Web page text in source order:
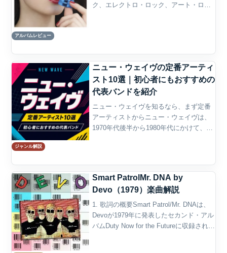
アルバムレビュー
ク、エレクトロ・ロック、アート・ロッ
ジャンル解説
ニュー・ウェイヴの定番アーティ
スト10選｜初心者にもおすすめの
代表バンドを紹介
ニュー・ウェイヴを知るなら、まず定番
アーティストからニュー・ウェイヴは、
1970年代後半から1980年代にかけて、パ
ァンクのリズム、...
Smart PatrolMr. DNA by
Devo（1979）楽曲解説
1. 歌詞の概要Smart Patrol/Mr. DNAは、
Devoが1979年に発表したセカンド・アル
バムDuty Now for the Futureに収録された